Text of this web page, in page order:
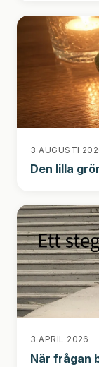
3 AUGUSTI
Den lilla
3 APRIL 2026
När frågan